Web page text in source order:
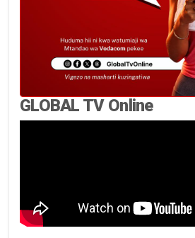
GLOBAL TV Online